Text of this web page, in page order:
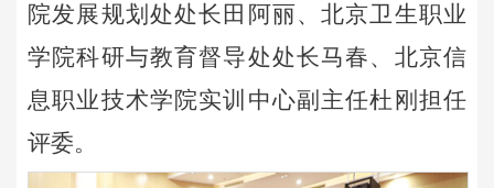
院发展规划处处长田阿丽、北京卫生职业
学院科研与教育督导处处长马春、北京信
息职业技术学院实训中心副主任杜刚担任
评委。